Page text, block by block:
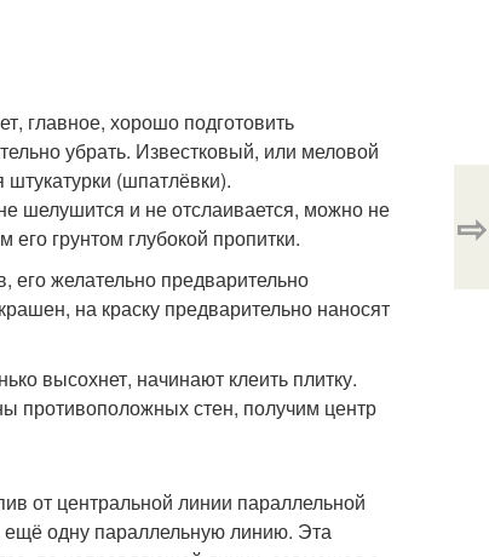
главное, хорошо подготовить
убрать. Известковый, или меловой
(шпатлёвки).
шелушится и не отслаивается, можно не
грунтом глубокой пропитки.
желательно предварительно
на краску предварительно наносят
высохнет, начинают клеить плитку.
противоположных стен, получим центр
от центральной линии параллельной
одну параллельную линию. Эта
⇨